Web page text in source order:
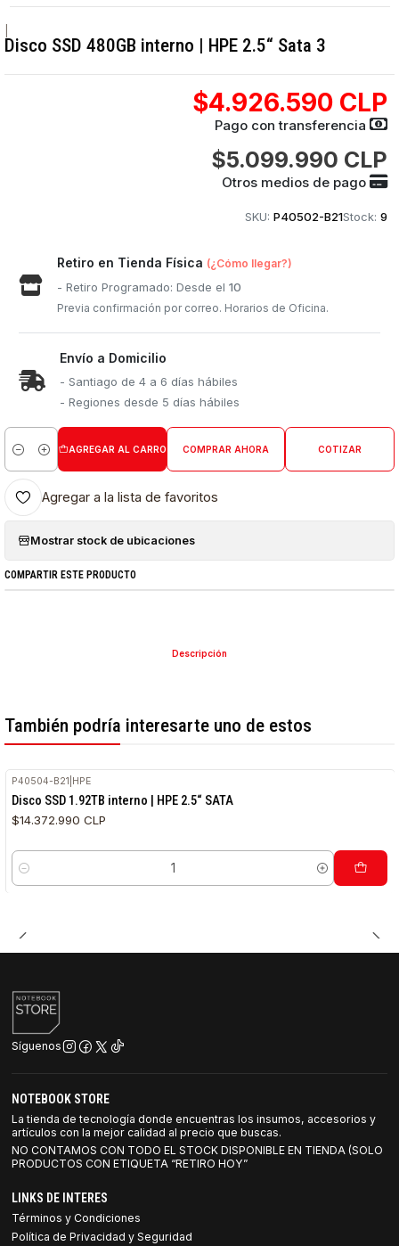
Disco SSD 480GB interno | HPE 2.5“ Sata 3
$4.926.590 CLP
Pago con transferencia
$5.099.990 CLP
Otros medios de pago
SKU: P40502-B21Stock: 9
Retiro en Tienda Física (¿Cómo llegar?)
- Retiro Programado: Desde el10
Previa confirmación por correo. Horarios de Oficina.
Envío a Domicilio
- Santiago de 4 a 6 días hábiles
- Regiones desde 5 días hábiles
Cantidad
AGREGAR AL CARRO COMPRAR AHORA COTIZAR
Agregar a la lista de favoritos
Mostrar stock de ubicaciones
COMPARTIR ESTE PRODUCTO
Descripción
También podría interesarte uno de estos
P40504-B21 HPE
Disco SSD 1.92TB interno | HPE 2.5“ SATA
$14.372.990 CLP
Cantidad
Síguenos
NOTEBOOK STORE
La tienda de tecnología donde encuentras los insumos, accesorios y
artículos con la mejor calidad al precio que buscas.
NO CONTAMOS CON TODO EL STOCK DISPONIBLE EN TIENDA (SOLO
PRODUCTOS CON ETIQUETA “RETIRO HOY”
LINKS DE INTERES
Términos y Condiciones
Política de Privacidad y Seguridad